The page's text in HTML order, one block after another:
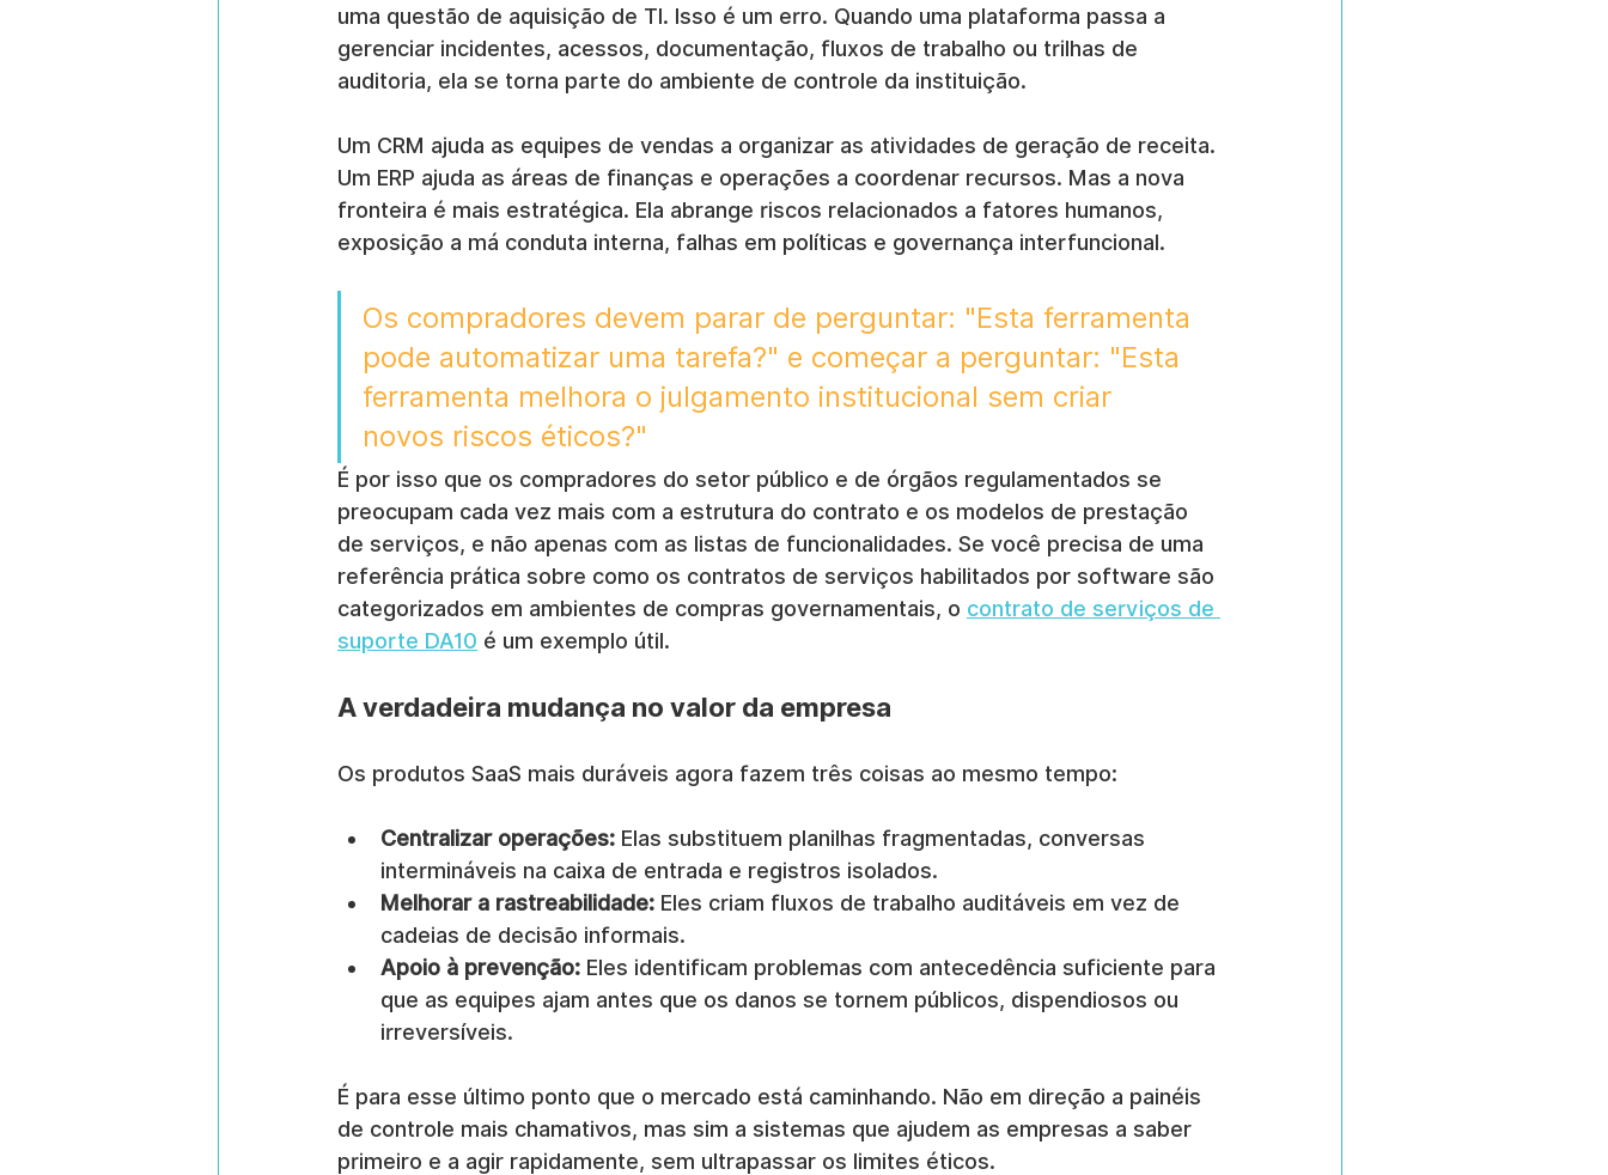
uma questão de aquisição de TI. Isso é um erro. Quando uma plataforma passa a
gerenciar incidentes, acessos, documentação, fluxos de trabalho ou trilhas de
auditoria, ela se torna parte do ambiente de controle da instituição.
Um CRM ajuda as equipes de vendas a organizar as atividades de geração de receita.
Um ERP ajuda as áreas de finanças e operações a coordenar recursos. Mas a nova
fronteira é mais estratégica. Ela abrange riscos relacionados a fatores humanos,
exposição a má conduta interna, falhas em políticas e governança interfuncional.
Os compradores devem parar de perguntar: "Esta ferramenta
pode automatizar uma tarefa?" e começar a perguntar: "Esta
ferramenta melhora o julgamento institucional sem criar
novos riscos éticos?"
É por isso que os compradores do setor público e de órgãos regulamentados se
preocupam cada vez mais com a estrutura do contrato e os modelos de prestação
de serviços, e não apenas com as listas de funcionalidades. Se você precisa de uma
referência prática sobre como os contratos de serviços habilitados por software são
categorizados em ambientes de compras governamentais, o contrato de serviços de
suporte DA10 é um exemplo útil.
A verdadeira mudança no valor da empresa
Os produtos SaaS mais duráveis agora fazem três coisas ao mesmo tempo:
Centralizar operações: Elas substituem planilhas fragmentadas, conversas
intermináveis na caixa de entrada e registros isolados.
Melhorar a rastreabilidade: Eles criam fluxos de trabalho auditáveis em vez de
cadeias de decisão informais.
Apoio à prevenção: Eles identificam problemas com antecedência suficiente para
que as equipes ajam antes que os danos se tornem públicos, dispendiosos ou
irreversíveis.
É para esse último ponto que o mercado está caminhando. Não em direção a painéis
de controle mais chamativos, mas sim a sistemas que ajudem as empresas a saber
primeiro e a agir rapidamente, sem ultrapassar os limites éticos.